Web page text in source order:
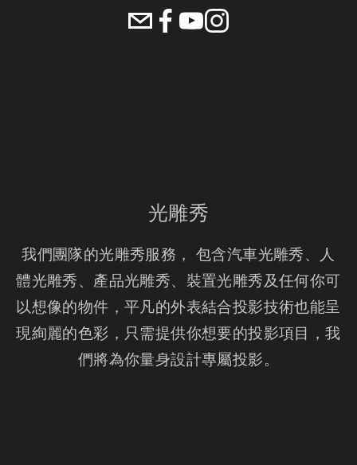
光雕秀
我們團隊的光雕秀服務， 包含汽車光雕秀、人
體光雕秀、產品光雕秀、裝置光雕秀及任何你可
以想像的物件，平凡的外表結合投影技術也能呈
現絢麗的色彩，只需提供你想要的投影項目，我
們將為你量身設計專屬投影。